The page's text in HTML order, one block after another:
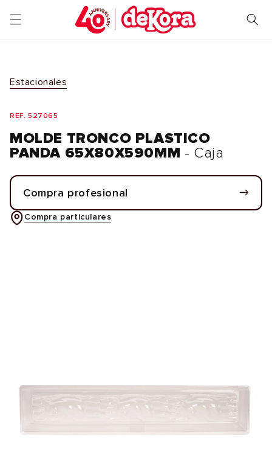
directamente
al contenido
Estacionales
REF. 527065
MOLDE TRONCO PLASTICO
PANDA 65X80X590MM - Caja
Compra profesional
Compra particulares